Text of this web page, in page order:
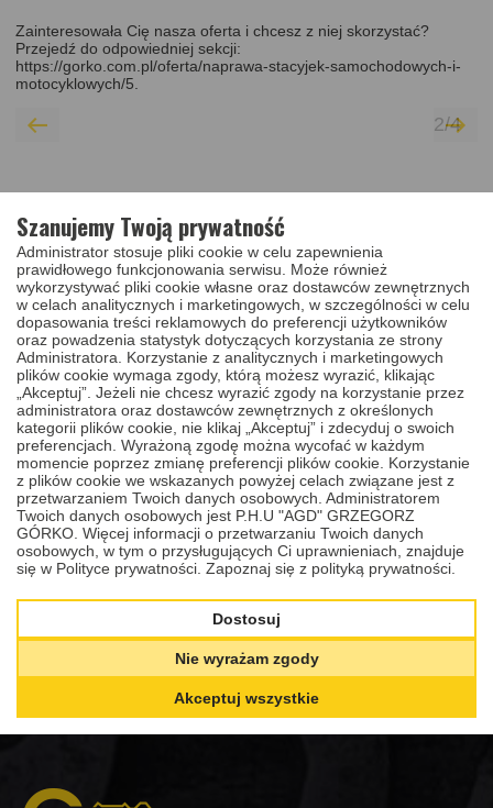
Zainteresowała Cię nasza oferta i chcesz z niej skorzystać?
Przejedź do odpowiedniej sekcji:
https://gorko.com.pl/oferta/naprawa-stacyjek-samochodowych-i-
motocyklowych/5
2/4
POWIĄZANE WPISY
NAPRAWA WKŁADU ZAMKA
AUTA CIĘŻAROWEGO MAN TGA
Szanujemy Twoją prywatność
Administrator stosuje pliki cookie w celu zapewnienia
prawidłowego funkcjonowania serwisu. Może również
wykorzystywać pliki cookie własne oraz dostawców zewnętrznych
w celach analitycznych i marketingowych, w szczególności w celu
dopasowania treści reklamowych do preferencji użytkowników
oraz powadzenia statystyk dotyczących korzystania ze strony
Administratora. Korzystanie z analitycznych i marketingowych
plików cookie wymaga zgody, którą możesz wyrazić, klikając
„Akceptuj”. Jeżeli nie chcesz wyrazić zgody na korzystanie przez
administratora oraz dostawców zewnętrznych z określonych
kategorii plików cookie, nie klikaj „Akceptuj” i zdecyduj o swoich
preferencjach. Wyrażoną zgodę można wycofać w każdym
momencie poprzez zmianę preferencji plików cookie. Korzystanie
z plików cookie we wskazanych powyżej celach związane jest z
przetwarzaniem Twoich danych osobowych. Administratorem
Twoich danych osobowych jest P.H.U "AGD" GRZEGORZ
GÓRKO. Więcej informacji o przetwarzaniu Twoich danych
osobowych, w tym o przysługujących Ci uprawnieniach, znajduje
się w Polityce prywatności. Zapoznaj się z polityką prywatności.
Dostosuj
Nie wyrażam zgody
Akceptuj wszystkie